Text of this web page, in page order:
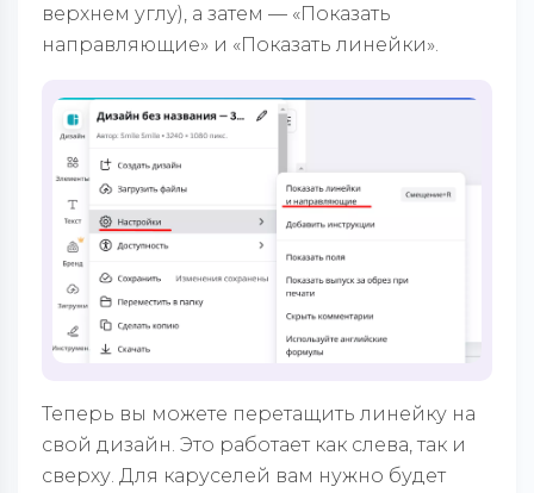
верхнем углу), а затем — «Показать
направляющие» и «Показать линейки».
Теперь вы можете перетащить линейку на
свой дизайн. Это работает как слева, так и
сверху. Для каруселей вам нужно будет